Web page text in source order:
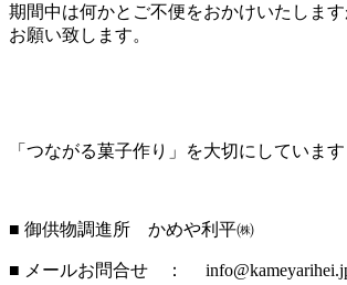
期間中は何かとご不便をおかけいたします
お願い致します。
「つながる菓子作り」を大切にしています
■ 御供物調進所 かめや利平㈱
■ メールお問合せ ：